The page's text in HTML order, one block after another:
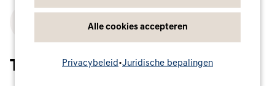
Token delen
Alle cookies accepteren
Privacybeleid •Juridische bepalingen